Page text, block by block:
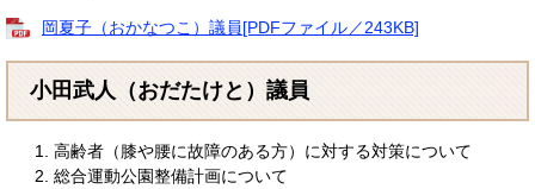
岡夏子（おかなつこ）議員[PDFファイル／243KB]
小田武人（おだたけと）議員
高齢者（膝や腰に故障のある方）に対する対策について
総合運動公園整備計画について